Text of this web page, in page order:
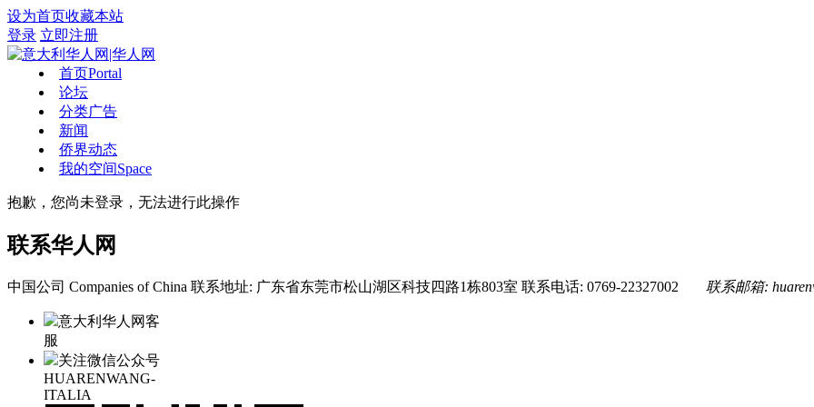
设为首页收藏本站
登录 立即注册
首页Portal
论坛
分类广告
新闻
侨界动态
我的空间Space
抱歉，您尚未登录，无法进行此操作
联系华人网
中国公司 Companies of China 联系地址: 广东省东莞市松山湖区科技四路1栋803室 联系电话: 0769-22327002 联系邮箱:
意大利华人网客
服
关注微信公众号
HUARENWANG-
ITALIA